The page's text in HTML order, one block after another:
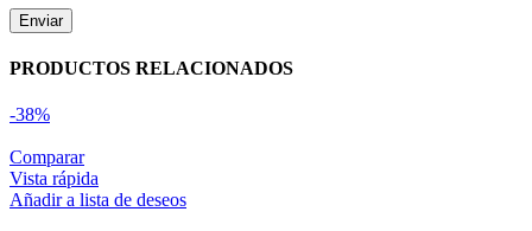
PRODUCTOS RELACIONADOS
-38%
Comparar
Vista rápida
Añadir a lista de deseos